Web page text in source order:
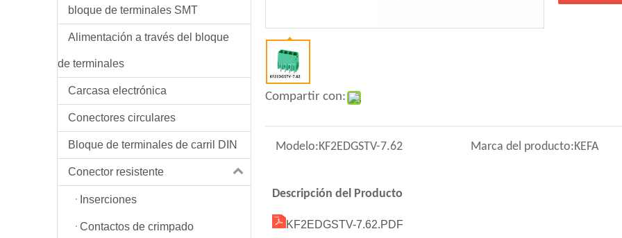
bloque de terminales SMT
Alimentación a través del bloque
de terminales
Carcasa electrónica
Conectores circulares
Bloque de terminales de carril DIN
Conector resistente
Inserciones
Contactos de crimpado
Compartir con:
Modelo:KF2EDGSTV-7.62 Marca del producto:KEFA
Descripción del Producto
KF2EDGSTV-7.62.PDF